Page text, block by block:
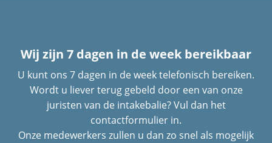
Wij zijn 7 dagen in de week bereikbaar
U kunt ons 7 dagen in de week telefonisch bereiken.
Wordt u liever terug gebeld door een van onze
juristen van de intakebalie? Vul dan het
contactformulier in.
Onze medewerkers zullen u dan zo snel als mogelijk